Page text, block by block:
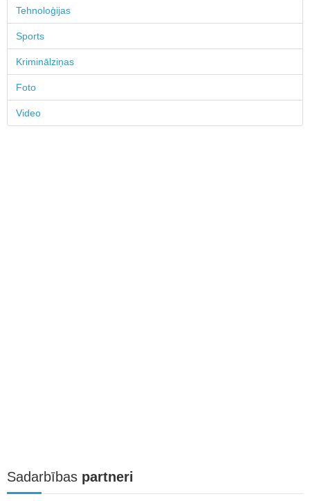
Tehnoloģijas
Sports
Kriminālziņas
Foto
Video
Sadarbības partneri